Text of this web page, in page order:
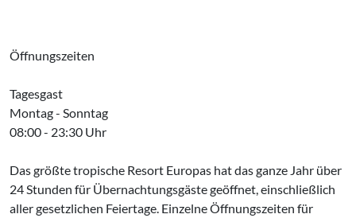
Öffnungszeiten
Tagesgast
Montag - Sonntag
08:00 - 23:30 Uhr
Das größte tropische Resort Europas hat das ganze Jahr über
24 Stunden für Übernachtungsgäste geöffnet, einschließlich
aller gesetzlichen Feiertage. Einzelne Öffnungszeiten für